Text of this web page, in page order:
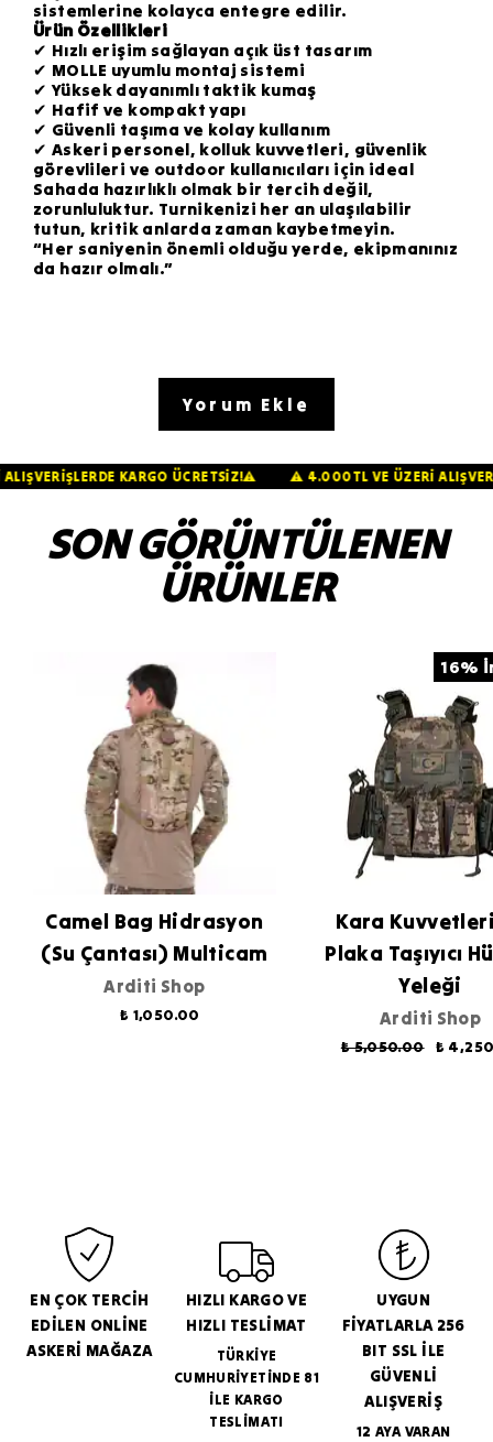
sistemlerine kolayca entegre edilir.
Ürün Özellikleri
✔ Hızlı erişim sağlayan açık üst tasarım
✔ MOLLE uyumlu montaj sistemi
✔ Yüksek dayanımlı taktik kumaş
✔ Hafif ve kompakt yapı
✔ Güvenli taşıma ve kolay kullanım
✔ Askeri personel, kolluk kuvvetleri, güvenlik
görevlileri ve outdoor kullanıcıları için ideal
Sahada hazırlıklı olmak bir tercih değil,
zorunluluktur. Turnikenizi her an ulaşılabilir
tutun, kritik anlarda zaman kaybetmeyin.
“Her saniyenin önemli olduğu yerde, ekipmanınız
da hazır olmalı.”
Yorum Ekle
ALIŞVERİŞLERDE KARGO ÜCRETSİZ!⚠️ ⚠️ 4.000TL VE ÜZERİ
SON GÖRÜNTÜLENEN
ÜRÜNLER
Camel Bag Hidrasyon
(Su Çantası) Multicam
Arditi Shop
₺ 1,050.00
16%
Kara
Plaka Taşıyıcı
Yeleği
Arditi Shop
₺ 5,050.00 ₺
EN ÇOK TERCİH
EDİLEN ONLİNE
ASKERİ MAĞAZA
HIZLI KARGO VE
HIZLI TESLİMAT
TÜRKİYE
CUMHURİYETİNDE 81
İLE KARGO
TESLİMATI
UYGUN
FİYATLARLA 256
BIT SSL İLE
GÜVENLİ
ALIŞVERİŞ
12 AYA VARAN